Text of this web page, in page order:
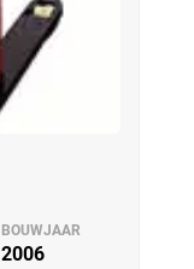
BOUWJAAR
2006